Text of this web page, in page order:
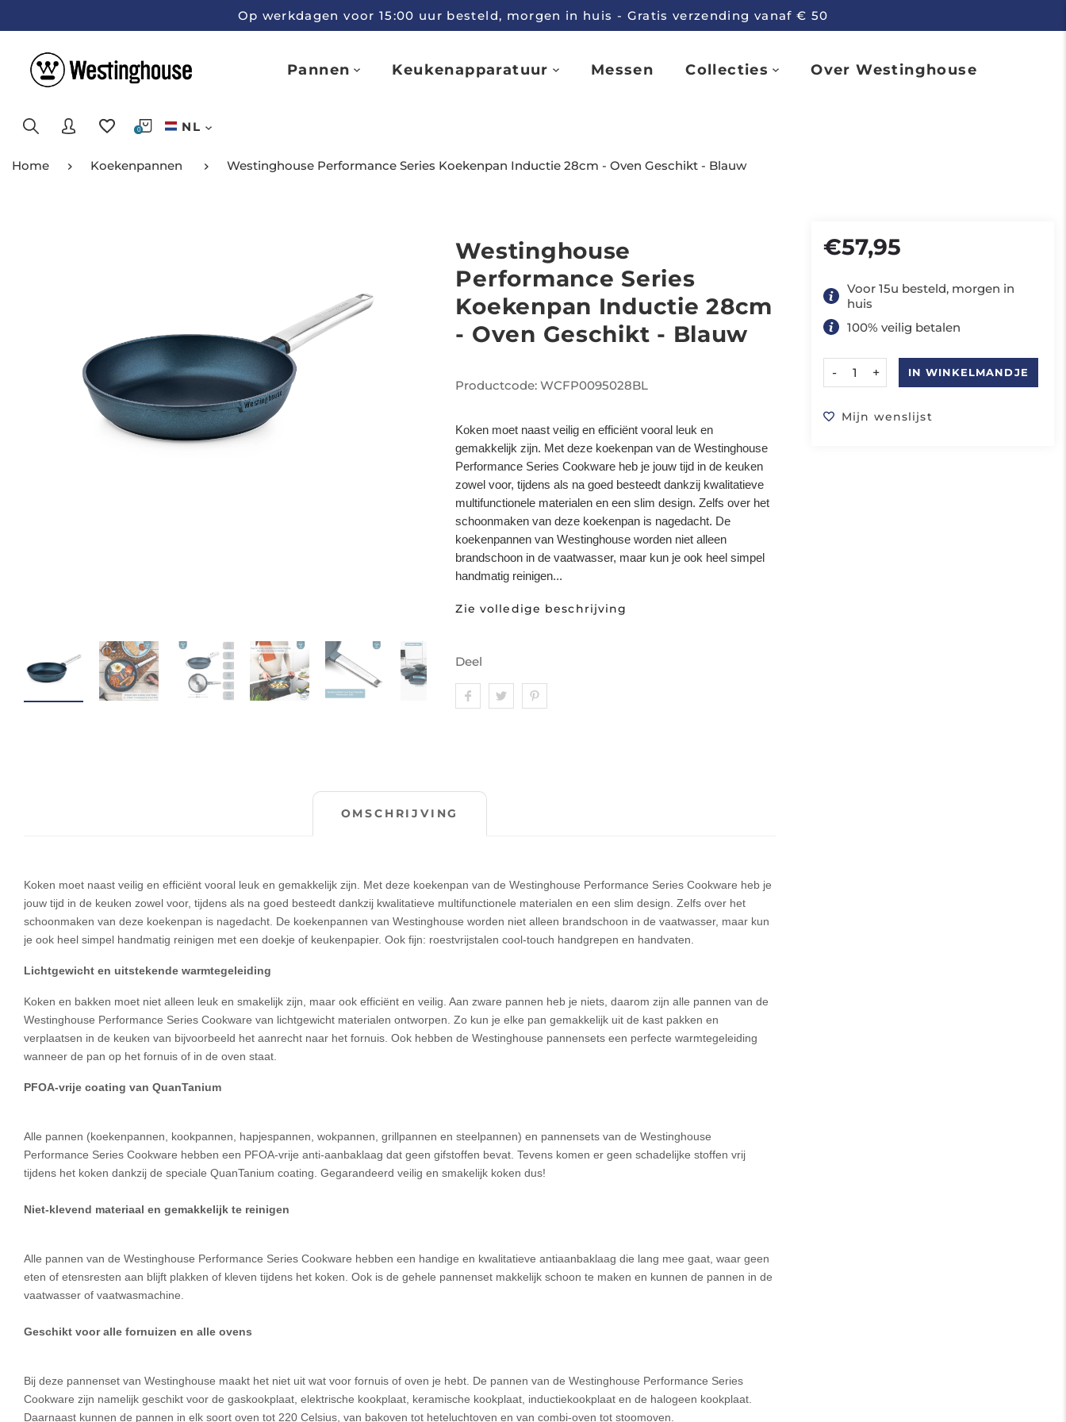
Op werkdagen voor 15:00 uur besteld, morgen in huis - Gratis verzending vanaf € 50
Pannen Keukenapparatuur Messen Collecties Over Westinghouse
0 NL
Home Koekenpannen Westinghouse Performance Series Koekenpan Inductie 28cm - Oven Geschikt - Blauw
Westinghouse
Performance Series
Koekenpan Inductie 28cm
- Oven Geschikt - Blauw
Productcode:WCFP0095028BL
Koken moet naast veilig en efficiënt vooral leuk en
gemakkelijk zijn. Met deze koekenpan van de Westinghouse
Performance Series Cookware heb je jouw tijd in de keuken
zowel voor, tijdens als na goed besteedt dankzij kwalitatieve
multifunctionele materialen en een slim design. Zelfs over het
schoonmaken van deze koekenpan is nagedacht. De
koekenpannen van Westinghouse worden niet alleen
brandschoon in de vaatwasser, maar kun je ook heel simpel
handmatig reinigen...
Zie volledige beschrijving
Deel
OMSCHRIJVING
Koken moet naast veilig en efficiënt vooral leuk en gemakkelijk zijn. Met deze koekenpan van de Westinghouse Performance Series Cookware heb je
jouw tijd in de keuken zowel voor, tijdens als na goed besteedt dankzij kwalitatieve multifunctionele materialen en een slim design. Zelfs over het
schoonmaken van deze koekenpan is nagedacht. De koekenpannen van Westinghouse worden niet alleen brandschoon in de vaatwasser, maar kun
je ook heel simpel handmatig reinigen met een doekje of keukenpapier. Ook fijn: roestvrijstalen cool-touch handgrepen en handvaten.
Lichtgewicht en uitstekende warmtegeleiding
Koken en bakken moet niet alleen leuk en smakelijk zijn, maar ook efficiënt en veilig. Aan zware pannen heb je niets, daarom zijn alle pannen van de
Westinghouse Performance Series Cookware van lichtgewicht materialen ontworpen. Zo kun je elke pan gemakkelijk uit de kast pakken en
verplaatsen in de keuken van bijvoorbeeld het aanrecht naar het fornuis. Ook hebben de Westinghouse pannensets een perfecte warmtegeleiding
wanneer de pan op het fornuis of in de oven staat.
PFOA-vrije coating van QuanTanium
Alle pannen (koekenpannen, kookpannen, hapjespannen, wokpannen, grillpannen en steelpannen) en pannensets van de Westinghouse
Performance Series Cookware hebben een PFOA-vrije anti-aanbaklaag dat geen gifstoffen bevat. Tevens komen er geen schadelijke stoffen vrij
tijdens het koken dankzij de speciale QuanTanium coating. Gegarandeerd veilig en smakelijk koken dus!
Niet-klevend materiaal en gemakkelijk te reinigen
Alle pannen van de Westinghouse Performance Series Cookware hebben een handige en kwalitatieve antiaanbaklaag die lang mee gaat, waar geen
eten of etensresten aan blijft plakken of kleven tijdens het koken. Ook is de gehele pannenset makkelijk schoon te maken en kunnen de pannen in de
vaatwasser of vaatwasmachine.
Geschikt voor alle fornuizen en alle ovens
Bij deze pannenset van Westinghouse maakt het niet uit wat voor fornuis of oven je hebt. De pannen van de Westinghouse Performance Series
Cookware zijn namelijk geschikt voor de gaskookplaat, elektrische kookplaat, keramische kookplaat, inductiekookplaat en de halogeen kookplaat.
Daarnaast kunnen de pannen in elk soort oven tot 220 Celsius, van bakoven tot heteluchtoven en van combi-oven tot stoomoven.
€57,95
Voor 15u besteld, morgen in
huis
100% veilig betalen
- + IN WINKELMANDJE
Mijn wenslijst